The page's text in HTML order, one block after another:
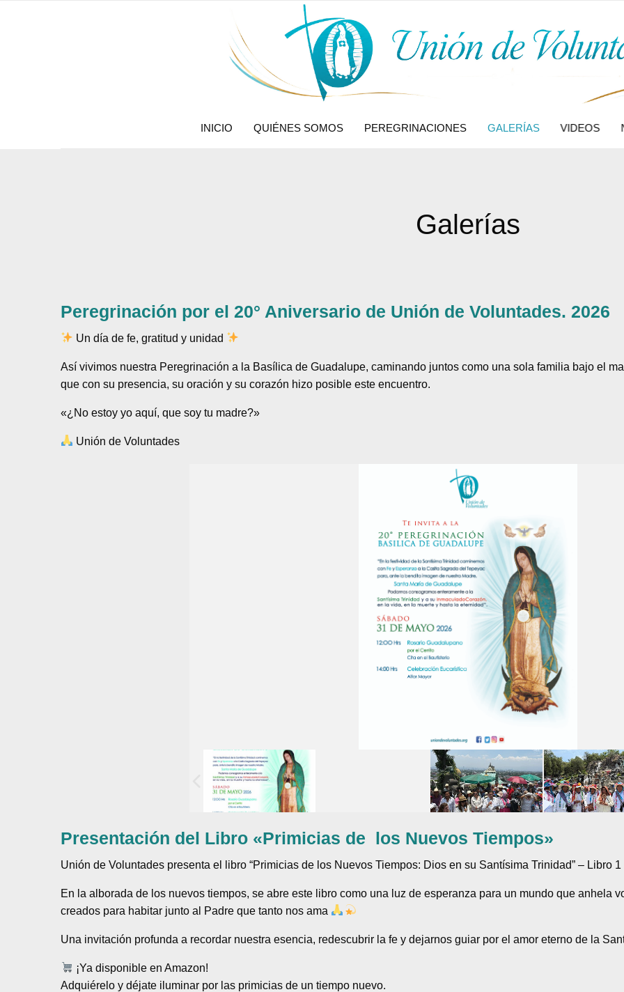
INICIO QUIÉNES SOMOS PEREGRINACIONES GALERÍAS VIDEOS
Galerías
Peregrinación por el 20° Aniversario de Unión de Voluntades. 2026
Un día de fe, gratitud y unidad
Así vivimos nuestra Peregrinación a la Basílica de Guadalupe, caminando juntos como una sola familia bajo el
que con su presencia, su oración y su corazón hizo posible este encuentro.
«¿No estoy yo aquí, que soy tu madre?»
Unión de Voluntades
Presentación del Libro «Primicias de los Nuevos Tiempos»
Unión de Voluntades presenta el libro “Primicias de los Nuevos Tiempos: Dios en su Santísima Trinidad” – Libro 1
En la alborada de los nuevos tiempos, se abre este libro como una luz de esperanza para un mundo que anhela
creados para habitar junto al Padre que tanto nos ama
Una invitación profunda a recordar nuestra esencia, redescubrir la fe y dejarnos guiar por el amor eterno de la
¡Ya disponible en Amazon!
Adquiérelo y déjate iluminar por las primicias de un tiempo nuevo.